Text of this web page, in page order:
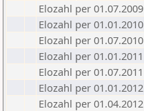
Elozahl per 01.07.2009
Elozahl per 01.01.2010
Elozahl per 01.07.2010
Elozahl per 01.01.2011
Elozahl per 01.07.2011
Elozahl per 01.01.2012
Elozahl per 01.04.2012